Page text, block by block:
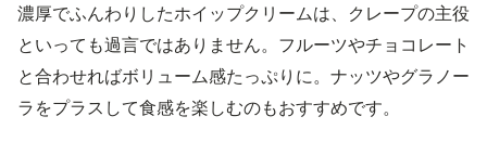
濃厚でふんわりしたホイップクリームは、クレープの主役
といっても過言ではありません。フルーツやチョコレート
と合わせればボリューム感たっぷりに。ナッツやグラノー
ラをプラスして食感を楽しむのもおすすめです。